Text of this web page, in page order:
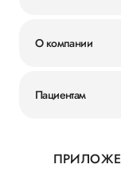
О компании
Новости
Пациентам
Личный кабинет